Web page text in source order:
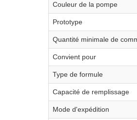
Couleur de la pompe
Prototype
Quantité minimale de
Convient pour
Type de formule
Capacité de remplissage
Mode d'expédition